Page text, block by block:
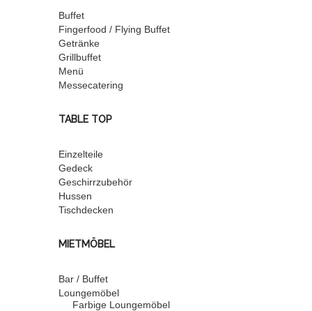
Buffet
Fingerfood / Flying Buffet
Getränke
Grillbuffet
Menü
Messecatering
TABLE TOP
Einzelteile
Gedeck
Geschirrzubehör
Hussen
Tischdecken
MIETMÖBEL
Bar / Buffet
Loungemöbel
Farbige Loungemöbel